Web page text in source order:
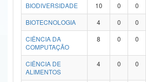
Advocacia-Geral da União
Banco Central do Brasil
BIODIVERSIDADE 10 0 0
BIOTECNOLOGIA
4 0 0
CIÊNCIA DA
COMPUTAÇÃO
8 0 0
CIÊNCIA DE
ALIMENTOS
4 0 0